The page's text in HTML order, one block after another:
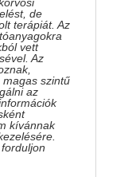
de
terápiát. Az
vett
Az
szintű
az
kívánnak